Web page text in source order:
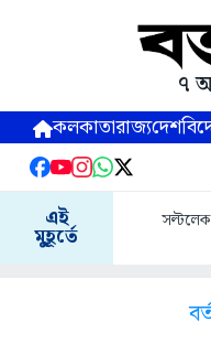
৭
কলকাতারাজ্যদেশ
এই
মুহূর্তে